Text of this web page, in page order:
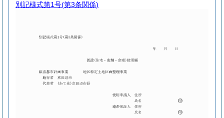
別記様式第1号(第3条関係)